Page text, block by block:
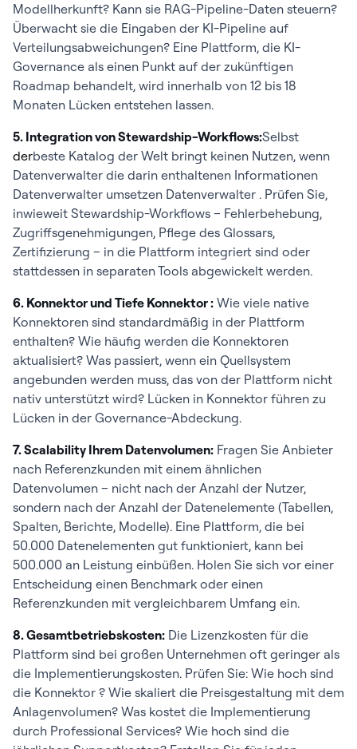
Modellherkunft? Kann sie RAG-Pipeline-Daten steuern?
Überwacht sie die Eingaben der KI-Pipeline auf
Verteilungsabweichungen? Eine Plattform, die KI-
Governance als einen Punkt auf der zukünftigen
Roadmap behandelt, wird innerhalb von 12 bis 18
Monaten Lücken entstehen lassen.
5. Integration von Stewardship-Workflows:Selbst
derbeste Katalog der Welt bringt keinen Nutzen, wenn
Datenverwalter die darin enthaltenen Informationen
Datenverwalter umsetzen Datenverwalter . Prüfen Sie,
inwieweit Stewardship-Workflows – Fehlerbehebung,
Zugriffsgenehmigungen, Pflege des Glossars,
Zertifizierung – in die Plattform integriert sind oder
stattdessen in separaten Tools abgewickelt werden.
6. Konnektor und Tiefe Konnektor : Wie viele native
Konnektoren sind standardmäßig in der Plattform
enthalten? Wie häufig werden die Konnektoren
aktualisiert? Was passiert, wenn ein Quellsystem
angebunden werden muss, das von der Plattform nicht
nativ unterstützt wird? Lücken in Konnektor führen zu
Lücken in der Governance-Abdeckung.
7. Scalability Ihrem Datenvolumen: Fragen Sie Anbieter
nach Referenzkunden mit einem ähnlichen
Datenvolumen – nicht nach der Anzahl der Nutzer,
sondern nach der Anzahl der Datenelemente (Tabellen,
Spalten, Berichte, Modelle). Eine Plattform, die bei
50.000 Datenelementen gut funktioniert, kann bei
500.000 an Leistung einbüßen. Holen Sie sich vor einer
Entscheidung einen Benchmark oder einen
Referenzkunden mit vergleichbarem Umfang ein.
8. Gesamtbetriebskosten: Die Lizenzkosten für die
Plattform sind bei großen Unternehmen oft geringer als
die Implementierungskosten. Prüfen Sie: Wie hoch sind
die Konnektor ? Wie skaliert die Preisgestaltung mit dem
Anlagenvolumen? Was kostet die Implementierung
durch Professional Services? Wie hoch sind die